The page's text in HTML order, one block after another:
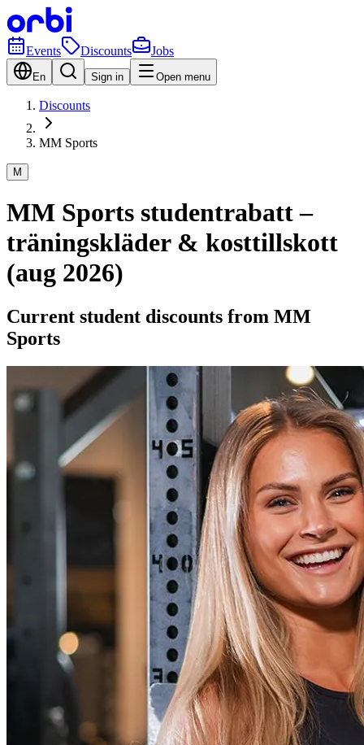
Events Discounts Jobs
En Sign in Open menu
Discounts
MM Sports
M
MM Sports studentrabatt –
träningskläder & kosttillskott
(aug 2026)
Current student discounts from MM
Sports